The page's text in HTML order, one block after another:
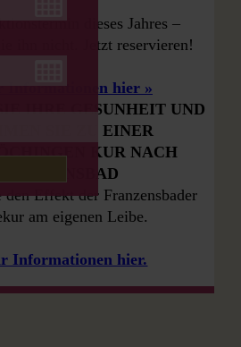
dieses Jahres –
ihn nicht. Jetzt reservieren!
Informationen hier »
IHRE GESUNHEIT UND
SIE ZU EINER
KUR NACH
FRANZENSBAD
den Effekt der Franzensbader
am eigenen Leibe.
Informationen hier.